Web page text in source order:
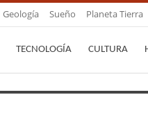
Geología Sueño Planeta Tierra
TECNOLOGÍA CULTURA